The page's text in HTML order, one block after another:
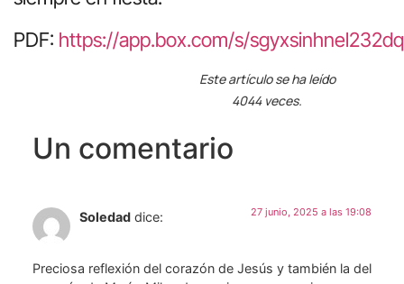
PDF: https://app.box.com/s/
Este artículo se ha leído
4044 veces.
Un comentario
Soledad dice: 27 junio, 2025 a las 19:08
Preciosa reflexión del corazón de Jesús y también la del